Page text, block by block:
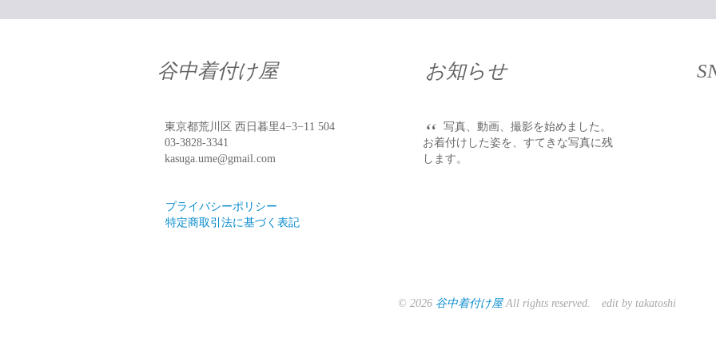
谷中着付け屋
東京都荒川区 西日暮里4−3−11 504
03-3828-3341
kasuga.ume@gmail.com
プライバシーポリシー
特定商取引法に基づく表記
お知らせ
“ 写真、動画、撮影を始めました。
お着付けした姿を、すてきな写真に残
します。
© 2026 谷中着付け屋All rights reserved. edit by takatoshi